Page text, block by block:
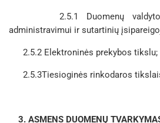
2.5.1 Duomenų valdytojo
administravimui ir sutartinių
2.5.2 Elektroninės prekybos tikslu;
2.5.3Tiesioginės rinkodaros
3. ASMENS DUOMENŲ